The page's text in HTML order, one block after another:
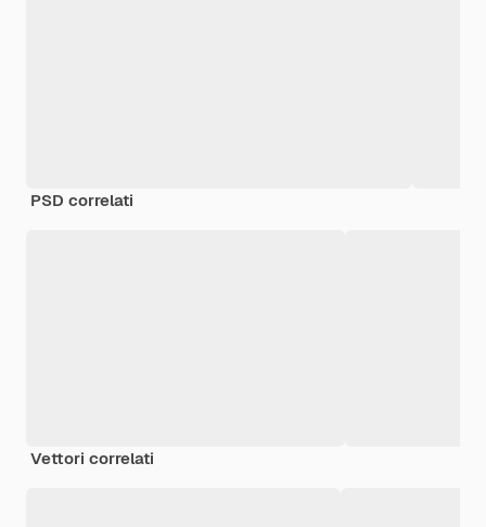
PSD correlati
Vettori correlati